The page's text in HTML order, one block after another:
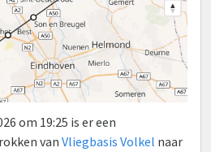
om 19:25 is er een
van Vliegbasis Volkel naar